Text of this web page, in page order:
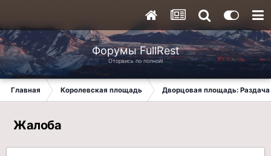
Форумы FullRest
Оторвись по полной!
Главная Королевская площадь Дворцовая площадь: Раздача
Жалоба